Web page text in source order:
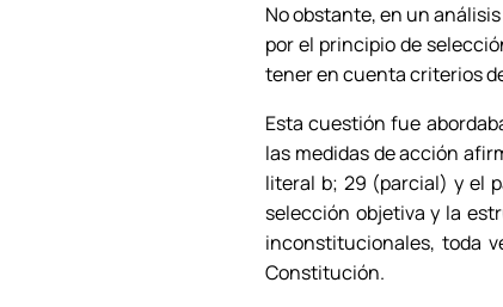
No obstante, en un
por el principio de
tener en cuenta criterios
Esta cuestión fue
las medidas de acción
literal b; 29 (parcial) y el
selección objetiva y la
inconstitucionales, toda
Constitución.